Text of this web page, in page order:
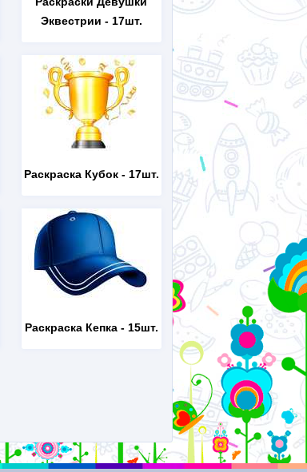
Эквестрии - 17шт.
Раскраска Кубок- 17шт.
Раскраска Кепка- 15шт.